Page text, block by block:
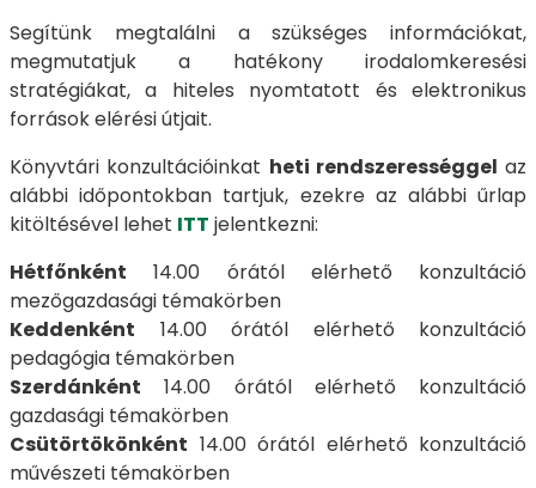
Segítünk megtalálni a szükséges információkat,
megmutatjuk a hatékony irodalomkeresési
stratégiákat, a hiteles nyomtatott és elektronikus
források elérési útjait.
Könyvtári konzultációinkat heti rendszerességgel az
alábbi időpontokban tartjuk, ezekre az alábbi űrlap
kitöltésével lehet ITT jelentkezni:
Hétfőnként 14.00 órától elérhető­ konzultáció
mezőgazdasági témakörben
Keddenként 14.00 órától­ elérhető konzultáció
pedagógia témakörben
Szerdánként 14.00 órától elérhető konzultáció
gazdasági témakörben
Csütörtökönként 14.00 órától elérhető konzultáció
művészeti témakörben